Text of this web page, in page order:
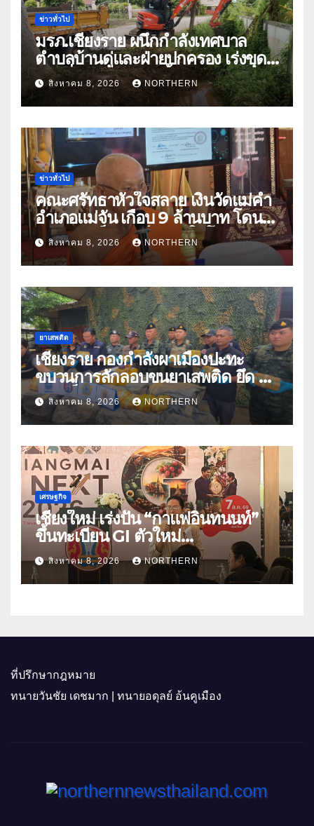
ข่าวทั่วไป
มรภ.เชียงราย ผนึกกำลังเทศบาล
ตำบลบ้านดู่และฝ่ายปกครอง เร่งขุด
ลอกสิ่งกีดขวางทางน้ำ ป้องกันและลด
ปัญหาน้ำท่วม
สิงหาคม 8, 2026 NORTHERN
ข่าวทั่วไป
คณะศรัทธาหัวใจสลาย เงินวัดแม่คำ
อำเภอแม่จัน เกือบ 9 ล้านบาท โดน
แก๊งคอลเซ็นเตอร์หลอกให้โอนข้าม
ปีกว่า 66 บัญชี
สิงหาคม 8, 2026 NORTHERN
ยาเสพติด
เชียงราย กองกำลังผาเมืองปะทะ
ขบวนการลักลอบขนยาเสพติด ยึด 2
ล้านเม็ด
สิงหาคม 8, 2026 NORTHERN
เศรษฐกิจ
เชียงใหม่ เร่งปั้น “กาแฟอินทนนท์”
ขึ้นทะเบียน GI ตัวใหม่
“CHIANGMAI GI NEXT 2026”
ติดอาวุธผู้ประกอบการ 100 ราย ดัน
สินค้าอัตลักษณ์สู่ตลาดพรีเมียม
สิงหาคม 8, 2026 NORTHERN
ที่ปรึกษากฎหมาย
ทนายวันชัย เดชมาก | ทนายอดุลย์ อ้นคูเมือง